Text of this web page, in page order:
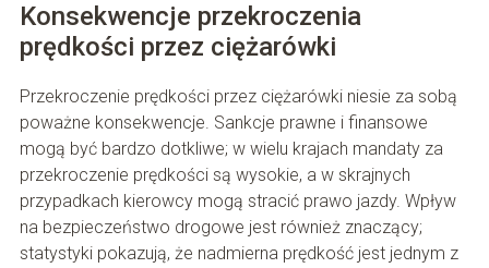
Konsekwencje przekroczenia
prędkości przez ciężarówki
Przekroczenie prędkości przez ciężarówki niesie za sobą
poważne konsekwencje. Sankcje prawne i finansowe
mogą być bardzo dotkliwe; w wielu krajach mandaty za
przekroczenie prędkości są wysokie, a w skrajnych
przypadkach kierowcy mogą stracić prawo jazdy. Wpływ
na bezpieczeństwo drogowe jest również znaczący;
statystyki pokazują, że nadmierna prędkość jest jednym z